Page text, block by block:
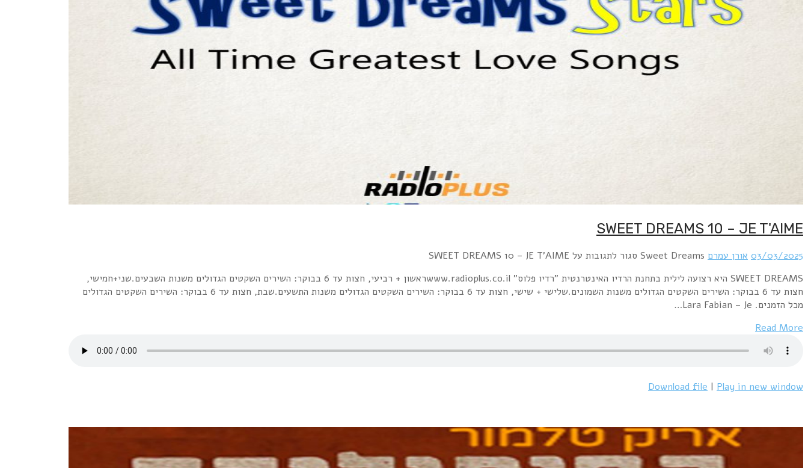
SWEET DREAMS 10 – JE T'AIME
03/03/2025 אורן עמרם Sweet Dreams סגור לתגובות על SWEET DREAMS 10 – JE T'AIME
SWEET DREAMS היא רצועה לילית בתחנת הרדיו האינטרנטית "רדיו פלוס" www.radioplus.co.ilראשון + רביעי, חצות עד 6 בבוקר: השירים השקטים הגדולים משנות השבעים.שני+חמישי,
חצות עד 6 בבוקר: השירים השקטים הגדולים משנות השמונים.שלישי + שישי, חצות עד 6 בבוקר: השירים השקטים הגדולים משנות התשעים.שבת, חצות עד 6 בבוקר: השירים השקטים הגדולים
מכל הזמנים. Lara Fabian – Je…
Read More
Download file | Play in new window